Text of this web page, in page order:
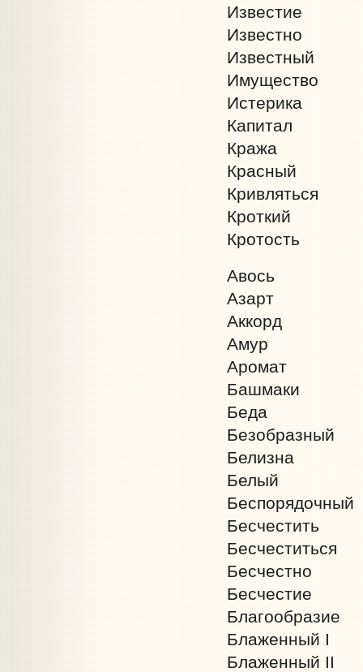
Известие
Известно
Известный
Имущество
Истерика
Капитал
Кража
Красный
Кривляться
Кроткий
Кротость
Авось
Азарт
Аккорд
Амур
Аромат
Башмаки
Беда
Безобразный
Белизна
Белый
Беспорядочный
Бесчестить
Бесчеститься
Бесчестно
Бесчестие
Благообразие
Блаженный I
Блаженный II